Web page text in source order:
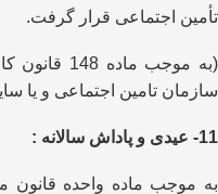
تأمین اجتماعی قرار گرفت.
(به موجب
سازمان تامین اجتماعی و یا
11- عیدی و پاداش سالانه :
به موجب ماده واحده قانون